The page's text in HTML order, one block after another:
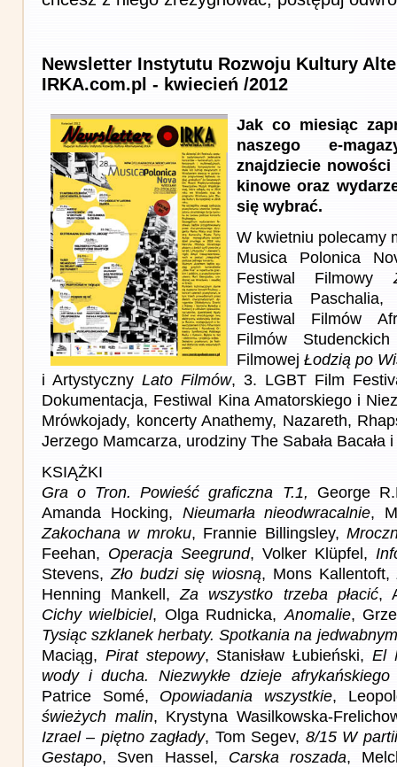
Newsletter Instytutu Rozwoju Kultury
IRKA.com.pl - kwiecień /2012
Jak co miesiąc
naszego e-
znajdziecie nowości
kinowe oraz
się wybrać.
W kwietniu polecamy
Musica Polonica
Festiwal Filmowy
Misteria
Festiwal Filmów
Filmów
Filmowej Łodzią po
i Artystyczny Lato Filmów, 3. LGBT Film
Dokumentacja, Festiwal Kina Amatorskiego i
Mrówkojady, koncerty Anathemy, Nazareth,
Jerzego Mamcarza, urodziny The Sabała Bacała
KSIĄŻKI
Gra o Tron. Powieść graficzna T.1, George
Amanda Hocking, Nieumarła nieodwracalnie,
Zakochana w mroku, Frannie Billingsley,
Feehan, Operacja Seegrund, Volker Klüpfel,
Stevens, Zło budzi się wiosną, Mons Kallentoft,
Henning Mankell, Za wszystko trzeba płacić,
Cichy wielbiciel, Olga Rudnicka, Anomalie,
Tysiąc szklanek herbaty. Spotkania na
Maciąg, Pirat stepowy, Stanisław Łubieński, El
wody i ducha. Niezwykłe dzieje afrykańskiego
Patrice Somé,
Opowiadania wszystkie,
świeżych malin, Krystyna Wasilkowska-
Izrael – piętno zagłady, Tom Segev, 8/15 W partii
Gestapo, Sven Hassel, Carska roszada,